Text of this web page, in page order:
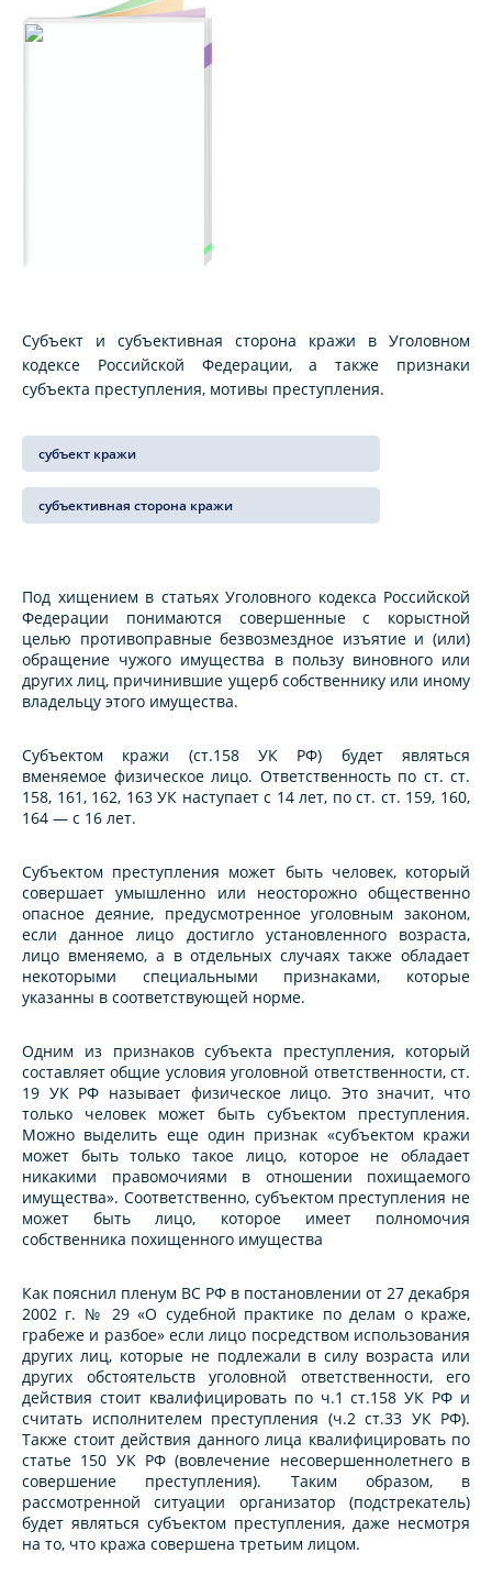
Субъект и субъективная сторона кражи в Уголовном
кодексе Российской Федерации, а также признаки
субъекта преступления, мотивы преступления.
субъект кражи
субъективная сторона кражи
Под хищением в статьях Уголовного кодекса Российской
Федерации понимаются совершенные с корыстной
целью противоправные безвозмездное изъятие и (или)
обращение чужого имущества в пользу виновного или
других лиц, причинившие ущерб собственнику или иному
владельцу этого имущества.
Субъектом кражи (ст.158 УК РФ) будет являться
вменяемое физическое лицо. Ответственность по ст. ст.
158, 161, 162, 163 УК наступает с 14 лет, по ст. ст. 159, 160,
164 — с 16 лет.
Субъектом преступления может быть человек, который
совершает умышленно или неосторожно общественно
опасное деяние, предусмотренное уголовным законом,
если данное лицо достигло установленного возраста,
лицо вменяемо, а в отдельных случаях также обладает
некоторыми специальными признаками, которые
указанны в соответствующей норме.
Одним из признаков субъекта преступления, который
составляет общие условия уголовной ответственности, ст.
19 УК РФ называет физическое лицо. Это значит, что
только человек может быть субъектом преступления.
Можно выделить еще один признак «субъектом кражи
может быть только такое лицо, которое не обладает
никакими правомочиями в отношении похищаемого
имущества». Соответственно, субъектом преступления не
может быть лицо, которое имеет полномочия
собственника похищенного имущества
Как пояснил пленум ВС РФ в постановлении от 27 декабря
2002 г. № 29 «О судебной практике по делам о краже,
грабеже и разбое» если лицо посредством использования
других лиц, которые не подлежали в силу возраста или
других обстоятельств уголовной ответственности, его
действия стоит квалифицировать по ч.1 ст.158 УК РФ и
считать исполнителем преступления (ч.2 ст.33 УК РФ).
Также стоит действия данного лица квалифицировать по
статье 150 УК РФ (вовлечение несовершеннолетнего в
совершение преступления). Таким образом, в
рассмотренной ситуации организатор (подстрекатель)
будет являться субъектом преступления, даже несмотря
на то, что кража совершена третьим лицом.